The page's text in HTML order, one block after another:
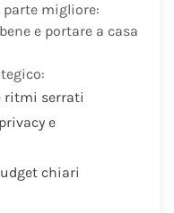
migliore:
e portare a casa
ritmi serrati
e
chiari